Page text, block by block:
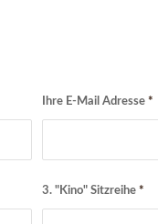
Ihre E-Mail Adresse*
3. "Kino" Sitzreihe*